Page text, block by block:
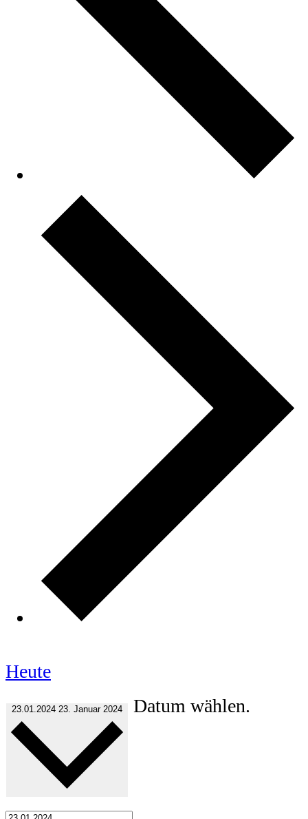
Heute
23.01.2024 23. Januar 2024 Datum wählen.